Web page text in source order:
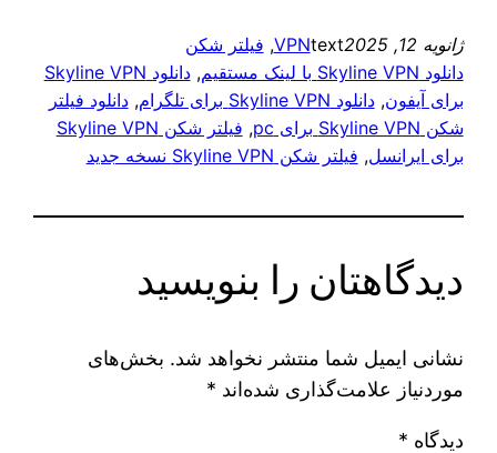
ژانویه 12, 2025 text
VPN
, فیلتر شکن
دانلود Skyline VPN با لینک مستقیم
,
دانلود Skyline VPN
برای آیفون, دانلود Skyline VPN برای تلگرام , دانلود فیلتر
شکن Skyline VPN برای pc
,
فیلتر شکن Skyline VPN
برای ایرانسل, فیلتر شکن Skyline VPN نسخه جدید
دیدگاهتان را بنویسید
نشانی ایمیل شما منتشر نخواهد شد. بخش‌های
موردنیاز علامت‌گذاری شده‌اند *
دیدگاه *